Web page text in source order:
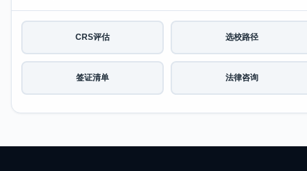
CRS评估 选校路径
签证清单 法律咨询